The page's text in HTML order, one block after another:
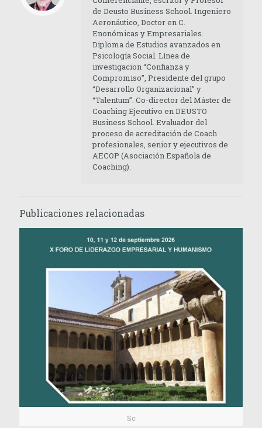
de Deusto Business School. Ingeniero
Aeronáutico, Doctor en C.
Enonómicas y Empresariales.
Diploma de Estudios avanzados en
Psicología Social. Línea de
investigacion “Confianza y
Compromiso”, Presidente del grupo
“Desarrollo Organizacional” y
“Talentum”. Co-director del Máster de
Coaching Ejecutivo en DEUSTO
Business School. Evaluador del
proceso de acreditación de Coach
profesionales, senior y ejecutivos de
AECOP (Asociación Española de
Coaching).
Publicaciones relacionadas
Sc